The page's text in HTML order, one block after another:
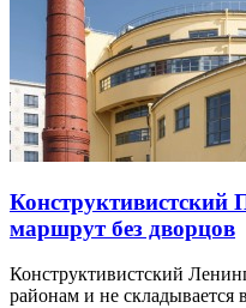
Конструктивистский
маршрут без дворцов
Конструктивистский
районам и не